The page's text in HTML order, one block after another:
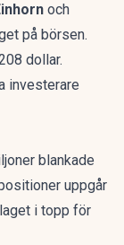
och
på börsen.
dollar.
investerare
blankade
uppgår
i topp för